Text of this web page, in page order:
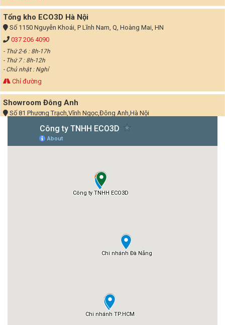
Tổng kho ECO3D Hà Nội
Số 1150 Nguyễn Khoái, P Lĩnh Nam, Q, Hoàng Mai, HN
037 206 4090
- Thứ 2-6 : 8h-17h
- Thứ 7 : 8h-12h
- Chủ nhật : Nghỉ
Chỉ đường
Showroom Đông Anh
Số 81 Phương Trạch,Vĩnh Ngọc,Đông Anh,Hà Nội
(024) 3260.6868
Thứ 2 - Thứ 6 08:00 – 17:30
Thứ 7 08:00 – 18:00
Chi nhánh ECO3D Đà Nẵng
Số 358 Trường Sơn Quận Cẩm Lệ Tp Đà Nẵng